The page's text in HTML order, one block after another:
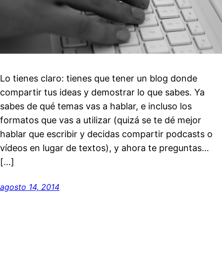
Lo tienes claro: tienes que tener un blog donde
compartir tus ideas y demostrar lo que sabes. Ya
sabes de qué temas vas a hablar, e incluso los
formatos que vas a utilizar (quizá se te dé mejor
hablar que escribir y decidas compartir podcasts o
vídeos en lugar de textos), y ahora te preguntas…
[…]
agosto 14, 2014